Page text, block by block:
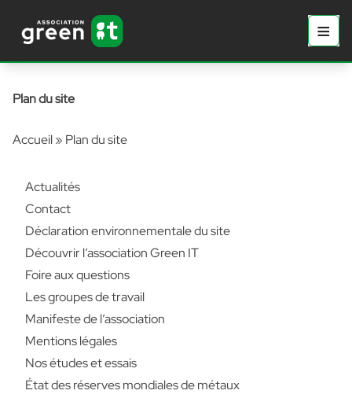
≡
Plan du site
Accueil» Plan du site
Actualités
Contact
Déclaration environnementale du site
Découvrir l’association Green IT
Foire aux questions
Les groupes de travail
Manifeste de l’association
Mentions légales
Nos études et essais
État des réserves mondiales de métaux